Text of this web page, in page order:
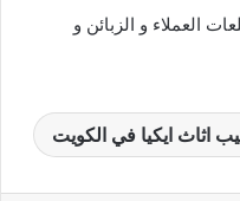
العملاء و الزبائن و
اثاث ايكيا في الكويت